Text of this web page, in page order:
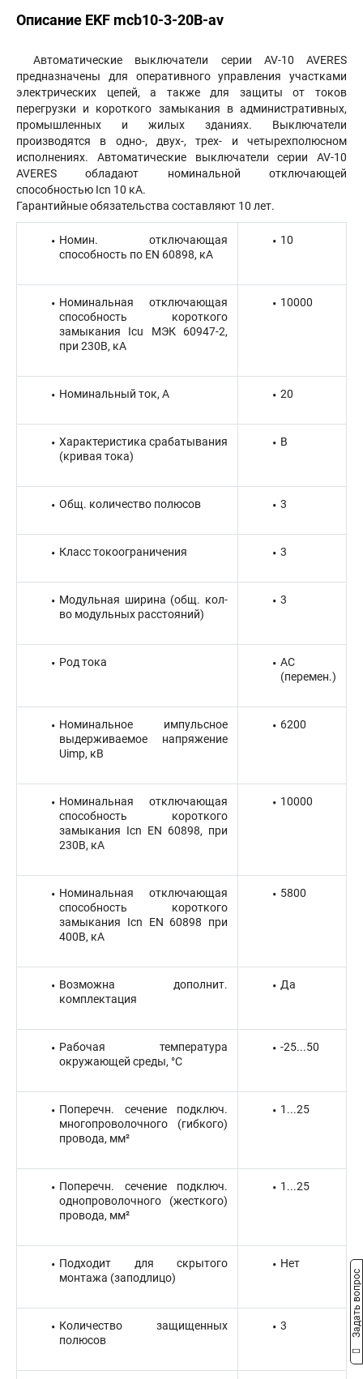
Описание EKF mcb10-3-20B-av
Автоматические выключатели серии AV-10 AVERES
предназначены для оперативного управления участками
электрических цепей, а также для защиты от токов
перегрузки и короткого замыкания в административных,
промышленных и жилых зданиях. Выключатели
производятся в одно-, двух-, трех- и четырехполюсном
исполнениях. Автоматические выключатели серии AV-10
AVERES обладают номинальной отключающей
способностью Icn 10 кА.
Гарантийные обязательства составляют 10 лет.
Номин. отключающая
способность по EN 60898, кА
10
Номинальная отключающая
способность короткого
замыкания Icu МЭК 60947-2,
при 230В, кА
10000
Номинальный ток, А 20
Характеристика срабатывания
(кривая тока)
B
Общ. количество полюсов 3
Класс токоограничения 3
Модульная ширина (общ. кол-
во модульных расстояний)
3
Род тока
AC
(перемен.)
Номинальное импульсное
выдерживаемое напряжение
Uimp, кВ
6200
Номинальная отключающая
способность короткого
замыкания Icn EN 60898, при
230В, кА
10000
Номинальная отключающая
способность короткого
замыкания Icn EN 60898 при
400В, кА
5800
Возможна дополнит.
комплектация
Да
Рабочая температура
окружающей среды, °C
-25...50
Поперечн. сечение подключ.
многопроволочного (гибкого)
провода, мм²
1...25
Поперечн. сечение подключ.
однопроволочного (жесткого)
провода, мм²
1...25
Подходит для скрытого
монтажа (заподлицо)
Нет
Количество защищенных
полюсов
3 Задать вопрос